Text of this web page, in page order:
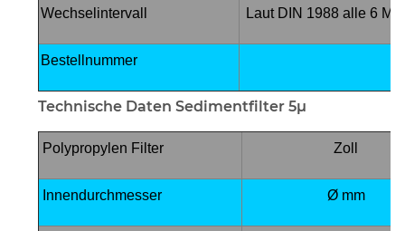
Wechselintervall Laut DIN 1988 alle 6
Bestellnummer
Technische Daten Sedimentfilter 5µ
Polypropylen Filter Zoll
Innendurchmesser Ø mm